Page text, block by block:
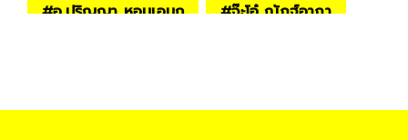
#อ.ปริญญา หอมเอนก #จ๊ะโอ๋ ณัฏฐ์อาภา